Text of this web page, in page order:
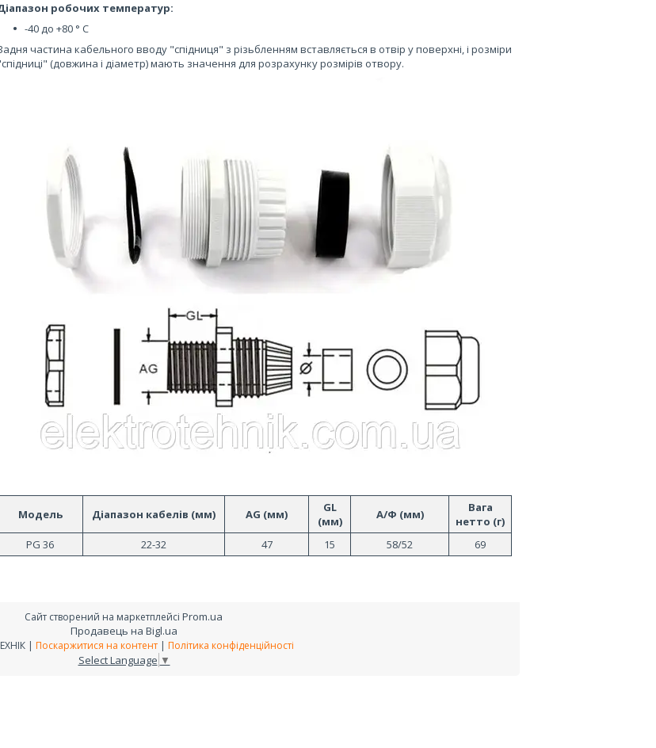
робочих температур:
-40 до +80 ° С
частина кабельного вводу "спідниця" з різьбленням вставляється в отвір у поверхні, і розміри
(довжина і діаметр) мають значення для розрахунку розмірів отвору.
Модель Діапазон кабелів (мм) AG (мм)
GL
(мм)
А/Ф (мм)
Вага
нетто (г)
PG 36
22-32 47 15 58/52 69
Сайт створений на маркетплейсі Prom.ua
Продавець на Bigl.ua
ЕЛЕКТРОТЕХНІК | Поскаржитися на контент | Політика конфіденційності
Select Language ▼